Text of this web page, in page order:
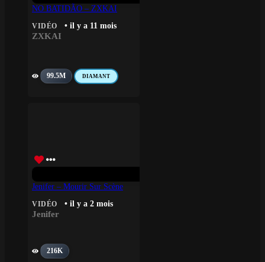
NO BATIDÃO – ZXKAI
VIDÉO • il y a 11 mois
ZXKAI
99.5M DIAMANT
Jenifer – Mourir Sur Scène
VIDÉO • il y a 2 mois
Jenifer
216K